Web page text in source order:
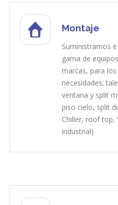
Montaje
Suministramos
gama de
marcas, para
necesidades;
ventana y split
piso cielo, split
Chiller, roof top,
industrial)